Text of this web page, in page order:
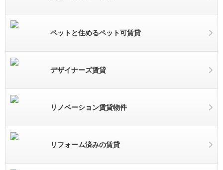
ペットと住めるペット可賃貸
デザイナーズ賃貸
リノベーション賃貸物件
リフォーム済みの賃貸